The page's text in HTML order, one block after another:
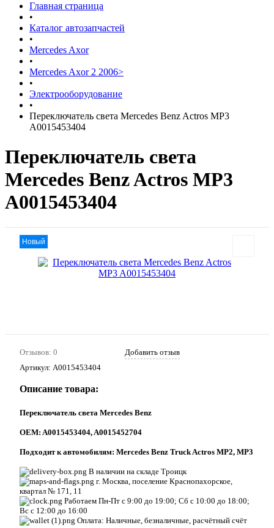
Главная страница
•
Каталог автозапчастей
•
Mercedes Axor
•
Mercedes Axor 2 2006>
•
Электрооборудование
•
Переключатель света Mercedes Benz Actros MP3
A0015453404
Переключатель света
Mercedes Benz Actros MP3
A0015453404
Новый
Отзывов: 0
Добавить отзыв
Артикул: A0015453404
Описание товара:
Переключатель света Mercedes Benz
ОEM: A0015453404, A0015452704
Подходит к автомобилям: Mercedes Benz Truck Actros MP2, MP3
В наличии на складе Троицк
г. Москва, поселение Краснопахорское,
квартал № 171, 11
Работаем Пн-Пт с 9:00 до 19:00; Сб с 10:00 до 18:00;
Вс с 12:00 до 16:00
Оплата: Наличные, безналичные, расчётный счёт